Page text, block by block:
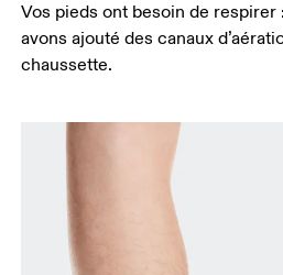
Vos pieds ont besoin de respirer
avons ajouté des canaux
chaussette.